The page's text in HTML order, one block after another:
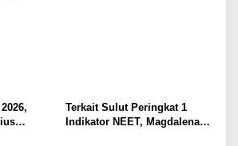
Terkait Sulut Peringkat 1
Indikator NEET, Magdalena